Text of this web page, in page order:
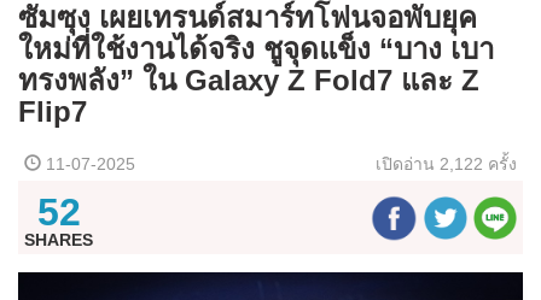
ซัมซุง เผยเทรนด์สมาร์ทโฟนจอพับยุค
ใหม่ที่ใช้งานได้จริง ชูจุดแข็ง “บาง เบา
ทรงพลัง” ใน Galaxy Z Fold7 และ Z
Flip7
11-07-2025 เปิดอ่าน 2,122 ครั้ง
52
SHARES